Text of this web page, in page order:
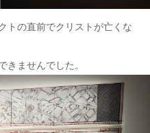
トの直前でクリストが亡くな
きませんでした。